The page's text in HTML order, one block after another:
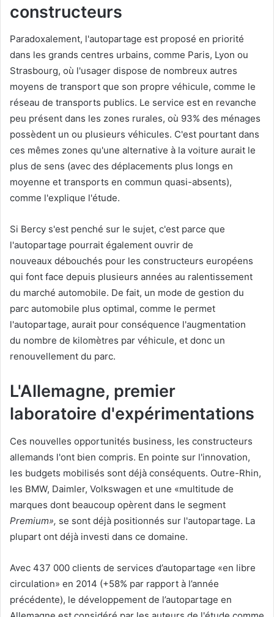
constructeurs
Paradoxalement, l'autopartage est proposé en priorité
dans les grands centres urbains, comme Paris, Lyon ou
Strasbourg, où l'usager dispose de nombreux autres
moyens de transport que son propre véhicule, comme le
réseau de transports publics. Le service est en revanche
peu présent dans les zones rurales, où 93% des ménages
possèdent un ou plusieurs véhicules. C'est pourtant dans
ces mêmes zones qu'une alternative à la voiture aurait le
plus de sens (avec des déplacements plus longs en
moyenne et transports en commun quasi-absents),
comme l'explique l'étude.
Si Bercy s'est penché sur le sujet, c'est parce que
l'autopartage pourrait également ouvrir de
nouveaux débouchés pour les constructeurs européens
qui font face depuis plusieurs années au ralentissement
du marché automobile. De fait, un mode de gestion du
parc automobile plus optimal, comme le permet
l'autopartage, aurait pour conséquence l'augmentation
du nombre de kilomètres par véhicule, et donc un
renouvellement du parc.
L'Allemagne, premier
laboratoire d'expérimentations
Ces nouvelles opportunités business, les constructeurs
allemands l'ont bien compris. En pointe sur l'innovation,
les budgets mobilisés sont déjà conséquents. Outre-Rhin,
les BMW, Daimler, Volkswagen et une «multitude de
marques dont beaucoup opèrent dans le segment
Premium», se sont déjà positionnés sur l'autopartage. La
plupart ont déjà investi dans ce domaine.
Avec 437 000 clients de services d’autopartage «en libre
circulation» en 2014 (+58% par rapport à l’année
précédente), le développement de l’autopartage en